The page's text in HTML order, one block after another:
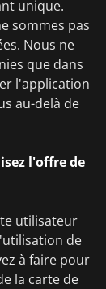
unique.
sommes pas
Nous ne
que dans
l'application
au-delà de
l'offre de
utilisateur
de
à faire pour
la carte de